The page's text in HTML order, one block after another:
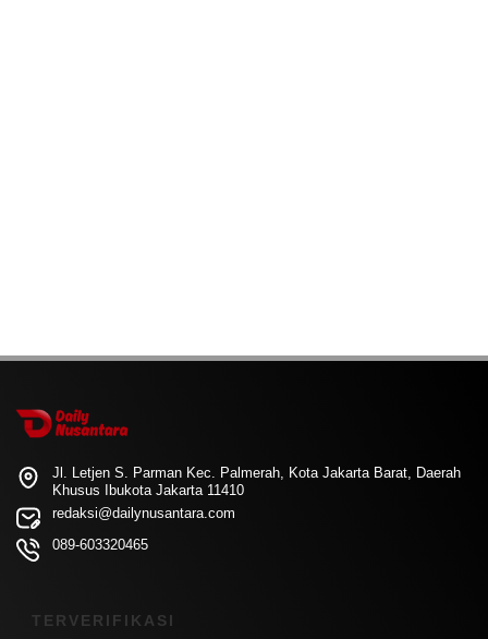
Jl. Letjen S. Parman Kec. Palmerah, Kota Jakarta Barat, Daerah
Khusus Ibukota Jakarta 11410
redaksi@dailynusantara.com
089-603320465
TERVERIFIKASI